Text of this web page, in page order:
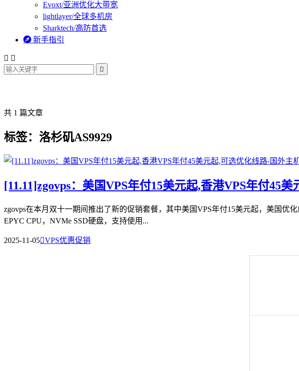
Evoxt/亚洲优化大带宽
lightlayer/全球多机房
Sharktech/高防首选
 新手指引
 

共 1 篇文章
标签：洛杉矶AS9929
[11.11]zgovps：美国VPS年付15美元起,香港VPS年付45
zgovps在本月双十一期间推出了新的促销套餐，其中美国VPS年付15美元起，美国优
EPYC CPU，NVMe SSD硬盘，支持使用...
2025-11-05VPS优惠促销